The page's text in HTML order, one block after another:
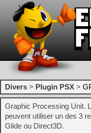
Divers > Plugin PSX >
Graphic Processing Unit.
peuvent utiliser un des 3
Glide ou Direct3D.